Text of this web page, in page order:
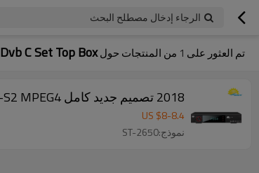
الرجاء إدخال مصطلح البحث
تم العثور على 1 من المنتجات حولDvb C Set Top Box
2018 تصميم جديد كامل HD DVB-S2 MPEG4 استقبال الأقمار الصناعية مجموعة فك التشفير
US $8-8.4
نموذج:ST-2650